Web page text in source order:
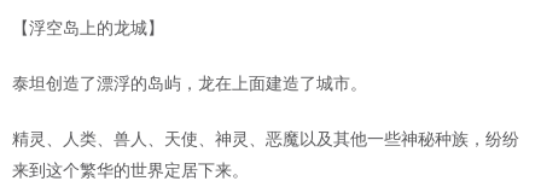
【浮空岛上的龙城】
泰坦创造了漂浮的岛屿，龙在上面建造了城市。
精灵、人类、兽人、天使、神灵、恶魔以及其他一些神秘种族，纷纷
来到这个繁华的世界定居下来。